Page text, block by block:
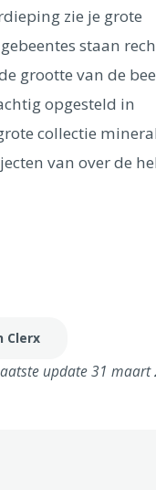
zie je grote
staan
grootte van de
opgesteld in
collectie
van over de
Clerx
update 31 maart